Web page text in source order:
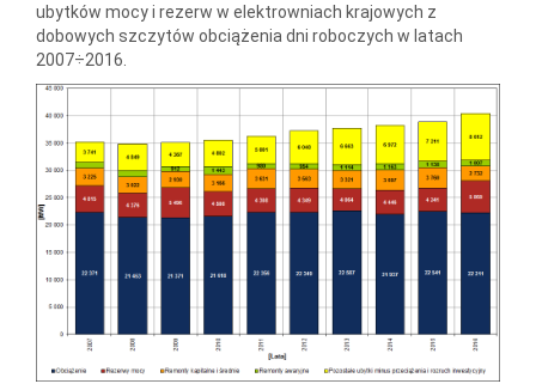
ubytków mocy i rezerw w elektrowniach krajowych z
dobowych szczytów obciążenia dni roboczych w latach
2007÷2016.